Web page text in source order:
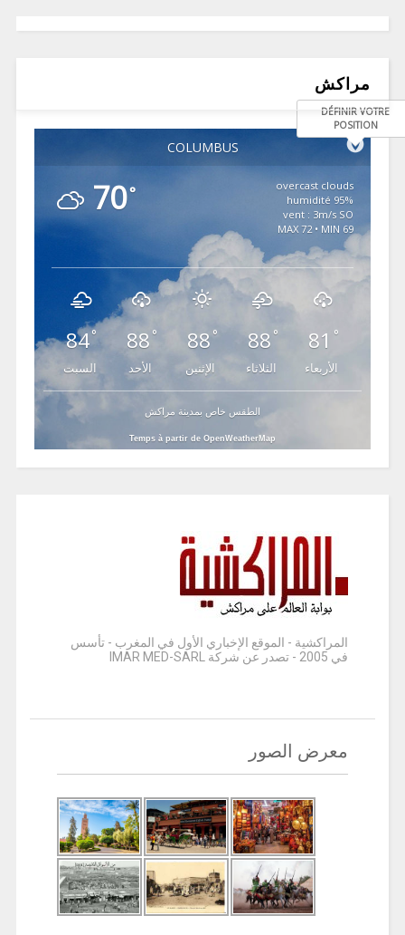
مراكش
COLUMBUS
DÉFINIR VOTRE
POSITION
70°
overcast clouds
95% humidité
vent : 3m/s SO
MAX 72 • MIN 69
84°
السبت
88 °
الأحد
88°
الإثنين
88 °
الثلاثاء
81 °
الأربعاء
الطقس خاص بمدينة مراكش
Temps à partir de OpenWeatherMap
المراكشية - الموقع الإخباري الأول في المغرب - تأسس
في 2005 - تصدر عن شركة IMAR MED-SARL
معرض الصور